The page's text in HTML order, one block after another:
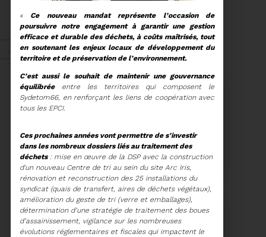
ORDRE DU JOUR DU
COMITÉ SYNDICAL DU
MERCREDI 25 FÉVRIER A
9H30
Voir plus
Janv. 2026
Energie
27/01/2026
UN NOUVEAU PROJET
POUR LE SITE ARC IRIS
Voir plus
« Ce nouveau mandat représente l’occasion de
poursuivre notre engagement à garantir une gestion
efficace et durable des déchets, à coûts maîtrisés, tout
en soutenant les enjeux locaux de développement du
territoire et de préservation de l’environnement.
C’est aussi le souhait de maintenir une gouvernance
équilibréeentre les territoires qui composent le
Sydetom66, en renforçant les liens de coopération avec
tous les EPCI.
Ces prochaines années vont permettre de s’investir
dans les nombreux dossiers liés au traitement des
déchets: mise en œuvre de la DSP avec la construction
d'un nouveau Centre de tri au sein du site Arc Iris,
rénovation et reconstruction des 25 installations du
syndicat (quais de transfert, aires de déchets végétaux),
amélioration du geste de tri (verre et emballages),
détermination d’une stratégie de traitement des boues
d’assainissement, vigilance sur les nombreuses
évolutions réglementaires et fiscales qui impactent le